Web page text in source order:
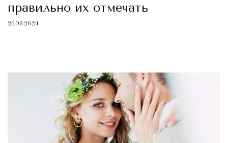
правильно их отмечать
26.09.2024